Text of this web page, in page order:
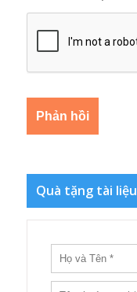
Quà tặng tài liệu